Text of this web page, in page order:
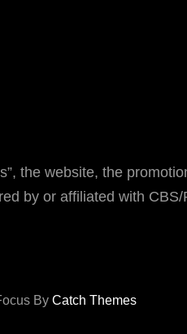
the website, the
by or affiliated with
By Catch Themes